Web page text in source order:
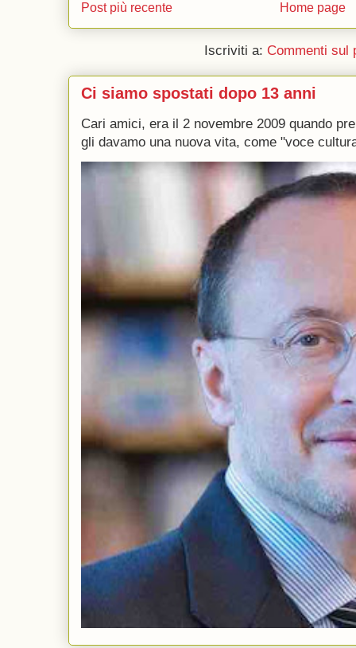
Post più recente Home page
Iscriviti a: Commenti sul
Ci siamo spostati dopo 13 anni
Cari amici, era il 2 novembre 2009 quando
gli davamo una nuova vita, come "voce